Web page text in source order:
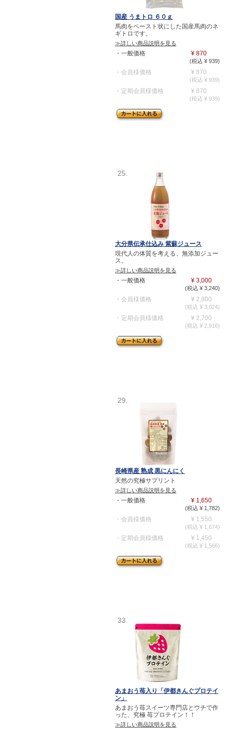
国産 うまトロ ６０ｇ
馬肉をペースト状にした国産馬肉のネ
ギトロです。
≫詳しい商品説明を見る
・一般価格 ¥ 870
(税込 ¥ 939)
・会員様価格 ¥ 870
(税込 ¥ 939)
・定期会員様価格 ¥ 870
(税込 ¥ 939)
25.
大分県伝承仕込み 紫蘇ジュース
現代人の体質を考える、無添加ジュー
ス。
≫詳しい商品説明を見る
・一般価格 ¥ 3,000
(税込 ¥ 3,240)
・会員様価格 ¥ 2,800
(税込 ¥ 3,024)
・定期会員様価格 ¥ 2,700
(税込 ¥ 2,916)
29.
長崎県産 熟成 黒にんにく
天然の究極サプリント
≫詳しい商品説明を見る
・一般価格 ¥ 1,650
(税込 ¥ 1,782)
・会員様価格 ¥ 1,550
(税込 ¥ 1,674)
・定期会員様価格 ¥ 1,450
(税込 ¥ 1,566)
33.
あまおう苺入り「伊都きんぐプロテイ
ン」
あまおう苺スイーツ専門店とウチで作
った、究極 苺プロテイン！！
≫詳しい商品説明を見る